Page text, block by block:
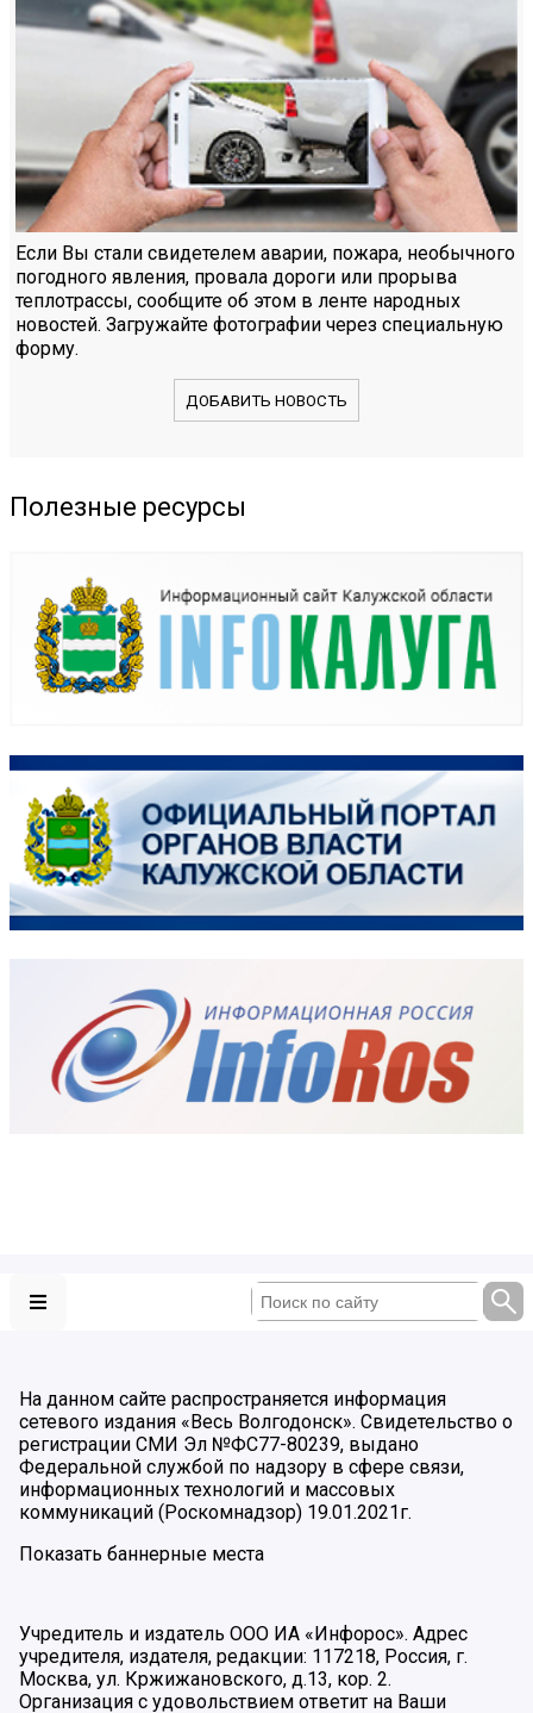
Если Вы стали свидетелем аварии, пожара, необычного
погодного явления, провала дороги или прорыва
теплотрассы, сообщите об этом в ленте народных
новостей. Загружайте фотографии через специальную
форму.
ДОБАВИТЬ НОВОСТЬ
Полезные ресурсы
На данном сайте распространяется информация
сетевого издания «Весь Волгодонск». Свидетельство о
регистрации СМИ Эл №ФС77-80239, выдано
Федеральной службой по надзору в сфере связи,
информационных технологий и массовых
коммуникаций (Роскомнадзор) 19.01.2021г.
Показать баннерные места
Учредитель и издатель ООО ИА «Инфорос». Адрес
учредителя, издателя, редакции: 117218, Россия, г.
Москва, ул. Кржижановского, д.13, кор. 2.
Организация с удовольствием ответит на Ваши